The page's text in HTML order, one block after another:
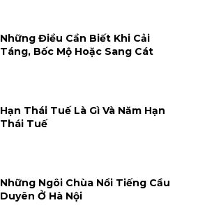
Những Điều Cần Biết Khi Cải
Táng, Bốc Mộ Hoặc Sang Cát
Hạn Thái Tuế Là Gì Và Năm Hạn
Thái Tuế
Những Ngôi Chùa Nổi Tiếng Cầu
Duyên Ở Hà Nội